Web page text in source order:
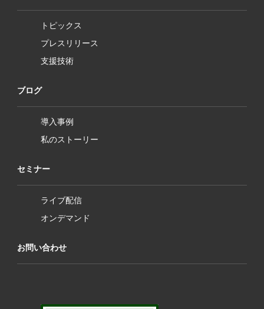
トピックス
プレスリリース
支援技術
ブログ
導入事例
私のストーリー
セミナー
ライブ配信
オンデマンド
お問い合わせ